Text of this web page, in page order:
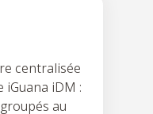
centralisée
iDM :
au